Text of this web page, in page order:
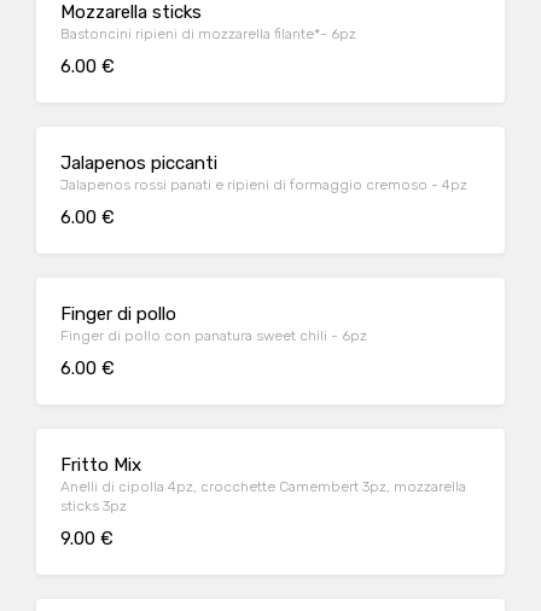
Mozzarella sticks
Bastoncini ripieni di mozzarella filante*- 6pz
6.00 €
Jalapenos piccanti
Jalapenos rossi panati e ripieni di formaggio cremoso - 4pz
6.00 €
Finger di pollo
Finger di pollo con panatura sweet chili - 6pz
6.00 €
Fritto Mix
Anelli di cipolla 4pz, crocchette Camembert 3pz, mozzarella
sticks 3pz
9.00 €